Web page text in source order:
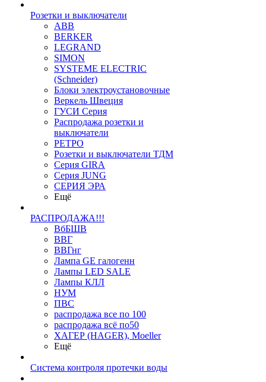
Розетки и выключатели
ABB
BERKER
LEGRAND
SIMON
SYSTEME ELECTRIC
(Schneider)
Блоки электроустановочные
Веркель Швеция
ГУСИ Серия
Распродажа розетки и
выключатели
РЕТРО
Розетки и выключатели ТДМ
Серия GIRA
Серия JUNG
СЕРИЯ ЭРА
Ещё
РАСПРОДАЖА!!!
ВбБШВ
ВВГ
ВВГнг
Лампа GE галогенн
Лампы LED SALE
Лампы КЛЛ
НУМ
ПВС
распродажа все по 100
распродажа всё по50
ХАГЕР (HAGER), Moeller
Ещё
Система контроля протечки воды